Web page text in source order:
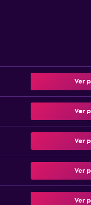
Ver
Ver
Ver
Ver
Ver